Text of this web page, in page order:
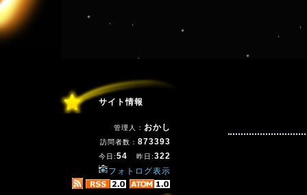
サイト情報
管理人： おかし
訪問者数： 873393
今日:54 昨日:322
フォトログ表示